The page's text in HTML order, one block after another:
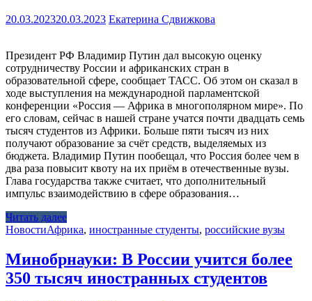
20.03.202320.03.2023 Екатерина Сдвижкова
Президент РФ Владимир Путин дал высокую оценку
сотрудничеству России и африканских стран в
образовательной сфере, сообщает ТАСС. Об этом он сказал в
ходе выступления на международной парламентской
конференции «Россия — Африка в многополярном мире». По
его словам, сейчас в нашей стране учатся почти двадцать семь
тысяч студентов из Африки. Больше пяти тысяч из них
получают образование за счёт средств, выделяемых из
бюджета. Владимир Путин пообещал, что Россия более чем в
два раза повысит квоту на их приём в отечественные вузы.
Глава государства также считает, что дополнительный
импульс взаимодействию в сфере образования…
Читать далее
НовостиАфрика, иностранные студенты, российские вузы
Минобрнауки: В России учится более
350 тысяч иностранных студентов